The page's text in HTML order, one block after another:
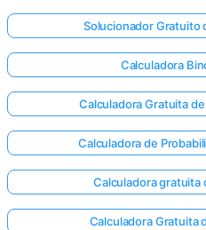
Solucionador Gratuito
Calculadora
Calculadora Gratuita
Calculadora de
Calculadora gratuita
Calculadora Gratuita